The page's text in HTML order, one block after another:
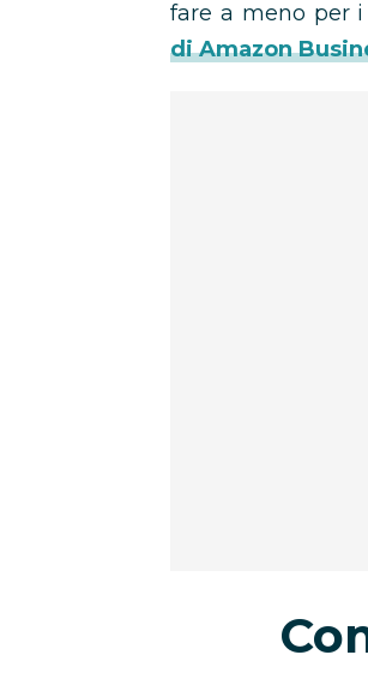
fare a meno per
di Amazon